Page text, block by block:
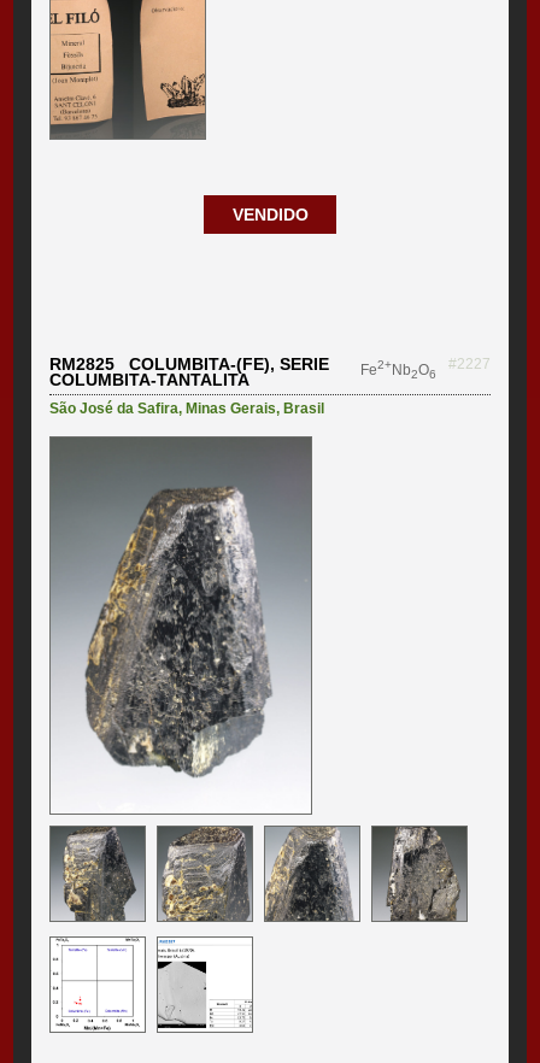
VENDIDO
RM2825 COLUMBITA-(FE), SERIE
COLUMBITA-TANTALITA
Fe2+Nb2O6
#2227
São José da Safira, Minas Gerais, Brasil